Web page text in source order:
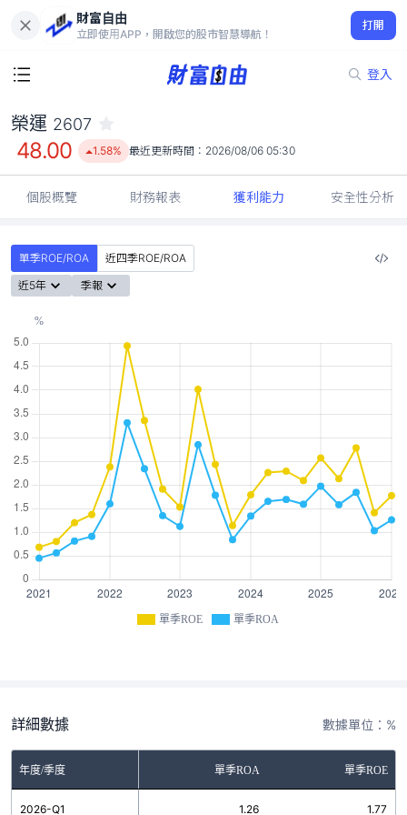
財富自由
立即使用APP，開啟您的股市智慧導航！
打開
登入
48.00
1.58%
榮運 2607
48.00 1.58% 最近更新時間： 2026/08/06 05:30
個股概覽 財務報表 獲利能力 安全性分析
單季ROE/ROA
近四季ROE/ROA
近5年
季報
單季ROE 單季ROA
詳細數據 數據單位：%
年度/季度 單季ROA 單季ROE
2026-Q1 1.26 1.77